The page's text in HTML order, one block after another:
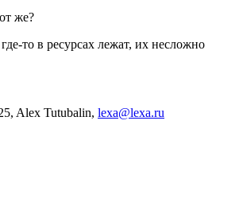
же?
то в ресурсах лежат, их несложно
Alex Tutubalin, lexa@lexa.ru